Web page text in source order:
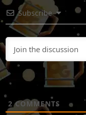
Subscribe
2COMMENTS